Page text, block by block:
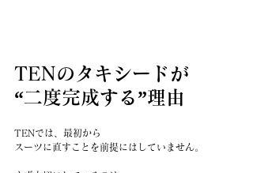
TENのタキシードが
“二度完成する”理由
TENでは、最初から
スーツに直すことを前提にはしていません。